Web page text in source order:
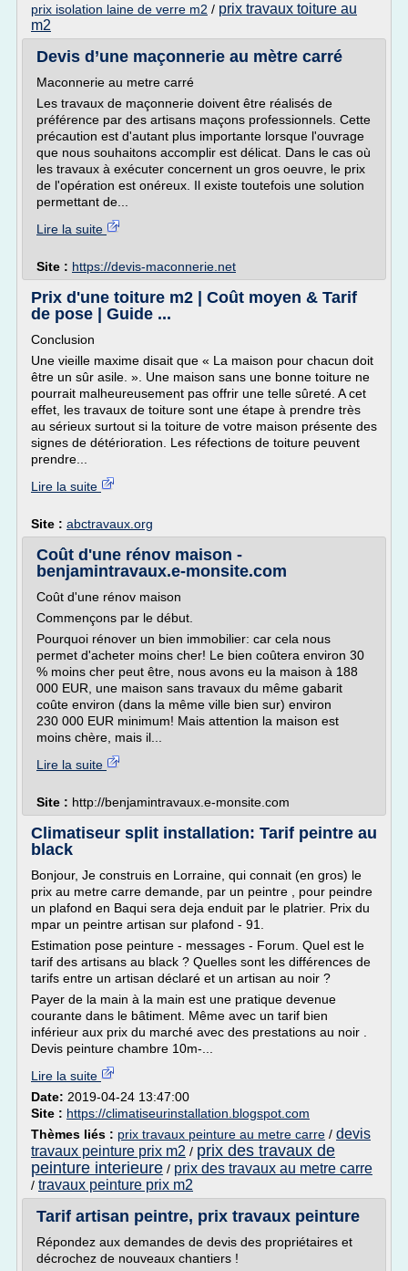
prix isolation laine de verre m2 / prix travaux toiture au
m2
Devis d’une maçonnerie au mètre carré
Maconnerie au metre carré
Les travaux de maçonnerie doivent être réalisés de
préférence par des artisans maçons professionnels. Cette
précaution est d'autant plus importante lorsque l'ouvrage
que nous souhaitons accomplir est délicat. Dans le cas où
les travaux à exécuter concernent un gros oeuvre, le prix
de l'opération est onéreux. Il existe toutefois une solution
permettant de...
Lire la suite
Site : https://devis-maconnerie.net
Prix d'une toiture m2 | Coût moyen & Tarif
de pose | Guide ...
Conclusion
Une vieille maxime disait que « La maison pour chacun doit
être un sûr asile. ». Une maison sans une bonne toiture ne
pourrait malheureusement pas offrir une telle sûreté. A cet
effet, les travaux de toiture sont une étape à prendre très
au sérieux surtout si la toiture de votre maison présente des
signes de détérioration. Les réfections de toiture peuvent
prendre...
Lire la suite
Site : abctravaux.org
Coût d'une rénov maison -
benjamintravaux.e-monsite.com
Coût d'une rénov maison
Commençons par le début.
Pourquoi rénover un bien immobilier: car cela nous
permet d'acheter moins cher! Le bien coûtera environ 30
% moins cher peut être, nous avons eu la maison à 188
000 EUR, une maison sans travaux du même gabarit
coûte environ (dans la même ville bien sur) environ
230 000 EUR minimum! Mais attention la maison est
moins chère, mais il...
Lire la suite
Site : http://benjamintravaux.e-monsite.com
Climatiseur split installation: Tarif peintre au
black
Bonjour, Je construis en Lorraine, qui connait (en gros) le
prix au metre carre demande, par un peintre , pour peindre
un plafond en Baqui sera deja enduit par le platrier. Prix du
mpar un peintre artisan sur plafond - 91.
Estimation pose peinture - messages - Forum. Quel est le
tarif des artisans au black ? Quelles sont les différences de
tarifs entre un artisan déclaré et un artisan au noir ?
Payer de la main à la main est une pratique devenue
courante dans le bâtiment. Même avec un tarif bien
inférieur aux prix du marché avec des prestations au noir .
Devis peinture chambre 10m-...
Lire la suite
Date: 2019-04-24 13:47:00
Site : https://climatiseurinstallation.blogspot.com
Thèmes liés : prix travaux peinture au metre carre / devis
travaux peinture prix m2 / prix des travaux de
peinture interieure / prix des travaux au metre carre
/ travaux peinture prix m2
Tarif artisan peintre, prix travaux peinture
Répondez aux demandes de devis des propriétaires et
décrochez de nouveaux chantiers !